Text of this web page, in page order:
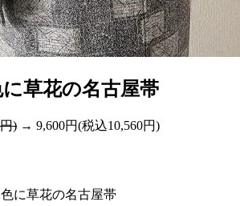
草花の名古屋帯
) → 9,600円(税込10,560円)
に草花の名古屋帯